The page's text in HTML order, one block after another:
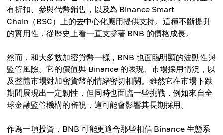
有折扣、參與代幣銷售，以及為 Binance Smart
Chain（BSC）上的去中心化應用提供支持。這種不斷提升
的實用性，從歷史上看一直支撐著 BNB 的價格成長。
然而，和大多數加密貨幣一樣，BNB 也面臨明顯的波動性與
監管風險。它的價值與 Binance 的表現、市場採用情況，以
及整體市場對加密貨幣的情緒密切相關。雖然它在市場下跌
期間展現出一定韌性，但同時也面臨一些挑戰，例如來自全
球金融監管機構的審視，這可能會影響其長期採用。
作為一項投資，BNB 可能更適合那些相信 Binance 生態系